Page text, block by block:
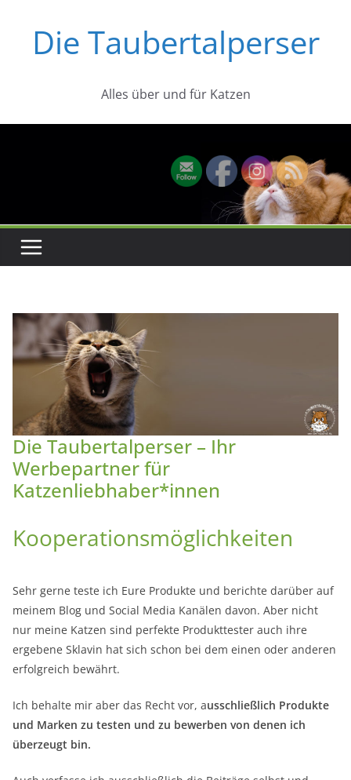
springenDie Taubertalperser
Alles über und für Katzen
Die Taubertalperser – Ihr
Werbepartner für
Katzenliebhaber*innen
Kooperationsmöglichkeiten
Sehr gerne teste ich Eure Produkte und berichte darüber auf
meinem Blog und Social Media Kanälen davon. Aber nicht
nur meine Katzen sind perfekte Produkttester auch ihre
ergebene Sklavin hat sich schon bei dem einen oder anderen
erfolgreich bewährt.
Ich behalte mir aber das Recht vor, ausschließlich Produkte
und Marken zu testen und zu bewerben von denen ich
überzeugt bin.